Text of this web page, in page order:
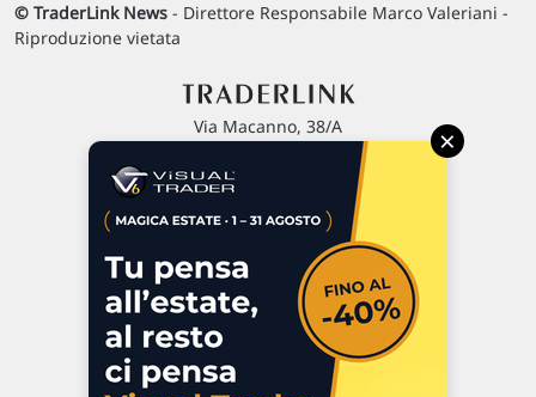
© TraderLink News - Direttore Responsabile Marco Valeriani -
Riproduzione vietata
Via Macanno, 38/A
P.IVA 02 452 460 401
Commenti e segnalazioni
Contattaci
×